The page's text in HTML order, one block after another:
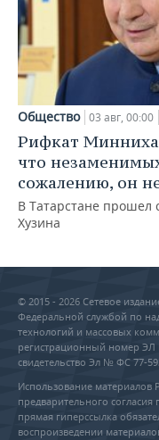
Общество 03 авг, 00:00
Рифкат
что
сожалению, он
В Татарстане прошел
Хузина
© 2015 - 2026 Сетевое
Федеральной службой по
технологий и массовых
регистрационный номер ЭЛ
свидетельство Эл № ФС 77-
Использование материалов
предварительного
прямая гиперссылка
воспроизведении